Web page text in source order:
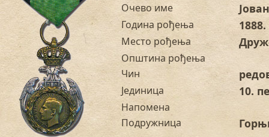
Очево име
Година рођења 1888.
Место рођења
Општина рођења
Чин
Јединица 10.
Напомена
Подружница